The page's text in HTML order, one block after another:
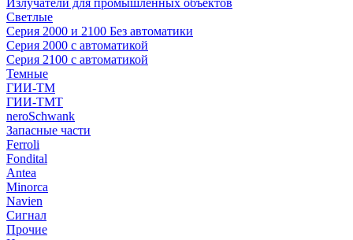
Излучатели для промышленных объектов
Светлые
Серия 2000 и 2100 Без автоматики
Серия 2000 с автоматикой
Серия 2100 с автоматикой
Темные
ГИИ-ТМ
ГИИ-ТМТ
neroSchwank
Запасные части
Ferroli
Fondital
Antea
Minorca
Navien
Сигнал
Прочие